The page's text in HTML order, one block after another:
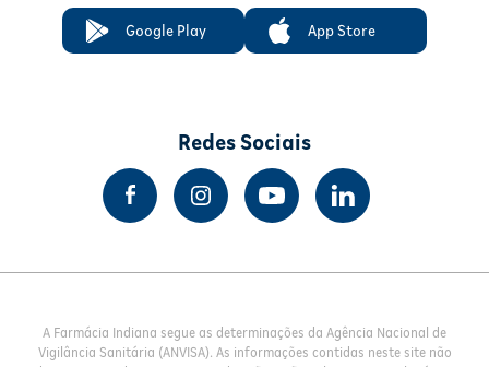
Google Play App Store
Redes Sociais
A Farmácia Indiana segue as determinações da Agência Nacional de
Vigilância Sanitária (ANVISA). As informações contidas neste site não